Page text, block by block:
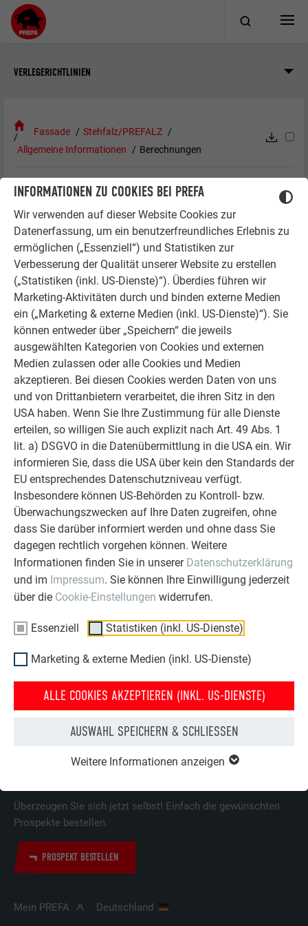
INFORMATIONEN ZU COOKIES BEI PREFA
Wir verwenden auf dieser Website Cookies zur
Datenerfassung, um ein benutzerfreundliches Erlebnis zu
ermöglichen („Essenziell“) und Statistiken zur
Verbesserung der Qualität unserer Website zu erstellen
(„Statistiken (inkl. US-Dienste)“). Überdies führen wir
Marketing-Aktivitäten durch und binden externe Medien
ein („Marketing & externe Medien (inkl. US-Dienste)“). Sie
können entweder über „Speichern“ die jeweils
ausgewählten Kategorien von Cookies und externen
Medien zulassen oder alle Cookies und Medien
akzeptieren. Bei diesen Cookies werden Daten von uns
und von Drittanbietern verarbeitet, die ihren Sitz in den
USA haben. Wenn Sie Ihre Zustimmung für alle Dienste
erteilen, so willigen Sie auch explizit nach Art. 49 Abs. 1
lit. a) DSGVO in die Datenübermittlung in die USA ein. Wir
informieren Sie, dass die USA über kein den Standards der
EU entsprechendes Datenschutzniveau verfügt.
Insbesondere können US-Behörden zu Kontroll- bzw.
Überwachungszwecken auf Ihre Daten zugreifen, ohne
dass Sie darüber informiert werden und ohne dass Sie
dagegen rechtlich vorgehen können. Weitere
Informationen finden Sie in unserer Datenschutzerklärung
und im Impressum. Sie können Ihre Einwilligung jederzeit
über die Cookie-Einstellungen widerrufen.
Essenziell Statistiken (inkl. US-Dienste)
Marketing & externe Medien (inkl. US-Dienste)
ALLE COOKIES AKZEPTIEREN (INKL. US-DIENSTE)
AUSWAHL SPEICHERN & SCHLIESSEN
Weitere Informationen anzeigen
VERLEGERICHTLINIEN
Fassade
Stehfalz/PREFALZ
Allgemeine Informationen
Berechnungen
BERECHNUNGEN
Die Scharenbreiten und Haftabstände sind den standort- und
objektspezifischen Windlasten anzupassen. Bei erhöhter
Windbelastung sind die Haftabstände und Scharenbreiten zu
verringern. Vereinfachte Bemessungstabellen finden Sie in
den entsprechenden Normen und Fachregeln bzw. im Kapitel
„Bearbeitung und Verlegung" dieses Dokumentes.
HINWEIS
Für Unterstützung bei Berechnungen zu Objekten in
exponierten Lagen wenden Sie sich bitte an die PREFA
Produkttechnik unter technik.de@prefa.com.
ZURÜCK
Überzeugen Sie sich jetzt selbst! Einfach die gewünschten
Prospekte bestellen.
PROSPEKT BESTELLEN
ÜBER PREFA
Über uns
Nachhaltigkeit
Karriere
Partner
Zertifikate
Compliance
WIR HELFEN IHNEN
Fragen & Antworten
Prospekte bestellen
Angebot anfordern
Erfahrungen
Beschwerden &
Reklamationen
Mein PREFA Deutschland